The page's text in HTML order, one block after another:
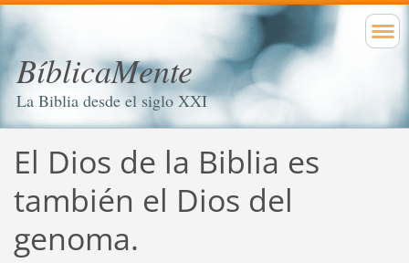
BíblicaMente
La Biblia desde el siglo XXI
El Dios de la Biblia es
también el Dios del
genoma.